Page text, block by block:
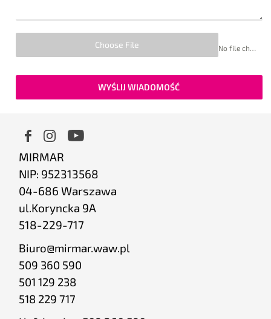
Choose File No file chosen
WYŚLIJ WIADOMOŚĆ
MIRMAR
NIP: 952313568
04-686 Warszawa
ul.Koryncka 9A
518-229-717
Biuro@mirmar.waw.pl
509 360 590
501 129 238
518 229 717